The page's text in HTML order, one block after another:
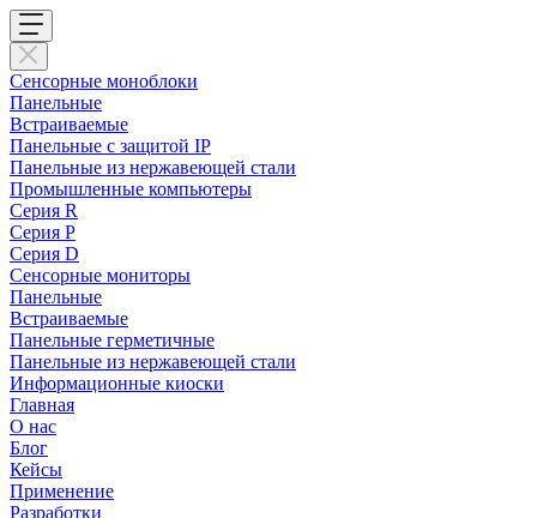
Сенсорные моноблоки
Панельные
Встраиваемые
Панельные с защитой IP
Панельные из нержавеющей стали
Промышленные компьютеры
Cерия R
Серия P
Серия D
Сенсорные мониторы
Панельные
Встраиваемые
Панельные герметичные
Панельные из нержавеющей стали
Информационные киоски
Главная
О нас
Блог
Кейсы
Применение
Разработки